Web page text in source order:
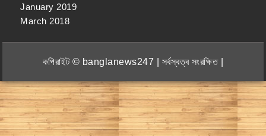
January 2019
March 2018
কপিরাইট © banglanews247 | সর্বস্বত্ব সংরক্ষিত |